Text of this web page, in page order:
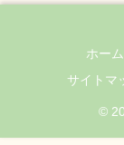
ホーム
サイトマ
©